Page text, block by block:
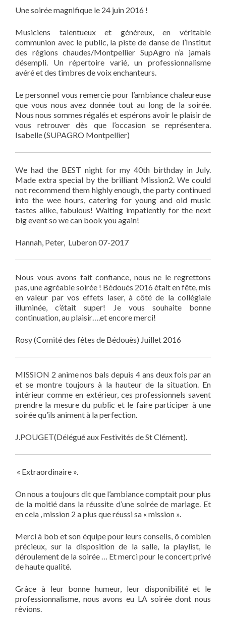
Une soirée magnifique le 24 juin 2016 !
Musiciens talentueux et généreux, en véritable
communion avec le public, la piste de danse de l’Institut
des régions chaudes/Montpellier SupAgro n’a jamais
désempli. Un répertoire varié, un professionnalisme
avéré et des timbres de voix enchanteurs.
Le personnel vous remercie pour l’ambiance chaleureuse
que vous nous avez donnée tout au long de la soirée.
Nous nous sommes régalés et espérons avoir le plaisir de
vous retrouver dès que l’occasion se représentera.
Isabelle (SUPAGRO Montpellier)
We had the BEST night for my 40th birthday in July.
Made extra special by the brilliant Mission2. We could
not recommend them highly enough, the party continued
into the wee hours, catering for young and old music
tastes alike, fabulous! Waiting impatiently for the next
big event so we can book you again!
Hannah, Peter, Luberon 07-2017
Nous vous avons fait confiance, nous ne le regrettons
pas, une agréable soirée ! Bédoués 2016 était en fête, mis
en valeur par vos effets laser, à côté de la collégiale
illuminée, c’était super! Je vous souhaite bonne
continuation, au plaisir….et encore merci!
Rosy (Comité des fêtes de Bédouès) Juillet 2016
MISSION 2 anime nos bals depuis 4 ans deux fois par an
et se montre toujours à la hauteur de la situation. En
intérieur comme en extérieur, ces professionnels savent
prendre la mesure du public et le faire participer à une
soirée qu’ils animent à la perfection.
J.POUGET(Délégué aux Festivités de St Clément).
« Extraordinaire ».
On nous a toujours dit que l’ambiance comptait pour plus
de la moitié dans la réussite d’une soirée de mariage. Et
en cela , mission 2 a plus que réussi sa « mission ».
Merci à bob et son équipe pour leurs conseils, ô combien
précieux, sur la disposition de la salle, la playlist, le
déroulement de la soirée … Et merci pour le concert privé
de haute qualité.
Grâce à leur bonne humeur, leur disponibilité et le
professionnalisme, nous avons eu LA soirée dont nous
rêvions.